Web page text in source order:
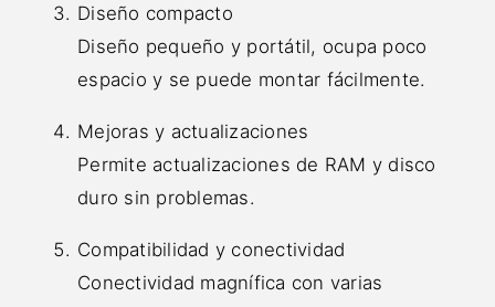
Diseño compacto
Diseño pequeño y portátil, ocupa poco
espacio y se puede montar fácilmente.
Mejoras y actualizaciones
Permite actualizaciones de RAM y disco
duro sin problemas.
Compatibilidad y conectividad
Conectividad magnífica con varias